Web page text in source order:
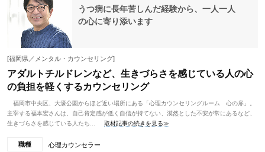
うつ病に長年苦しんだ経験から、一人一人
の心に寄り添います
[福岡県／メンタル・カウンセリング]
アダルトチルドレンなど、生きづらさを感じている人の心
の負担を軽くするカウンセリング
福岡市中央区、大濠公園からほど近い場所にある「心理カウンセリングルーム 心の扉」。
主宰する福本宏さんは、自己肯定感が低く自信が持てない、漠然とした不安が常にあるなど、
生きづらさを感じている人たち...
取材記事の続きを見る≫
職種 心理カウンセラー